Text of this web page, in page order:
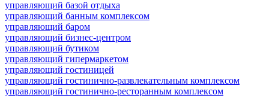
управляющий базой отдыха
управляющий банным комплексом
управляющий баром
управляющий бизнес-центром
управляющий бутиком
управляющий гипермаркетом
управляющий гостиницей
управляющий гостинично-развлекательным комплексом
управляющий гостинично-ресторанным комплексом